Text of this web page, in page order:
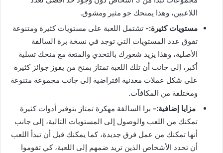
اللاعبين، وهذا يمنحك جو مثير ومشوق.
مستويات كثيرة:- تشتمل اللعبة على مستويات كثيرة ومتنوعة
تفوق عدد المستويات التي توجد في نسخة برة السالفة
الأصلية، وهذا يزيد شعورك بالتحدي والمتعة مع منحك تسلية
أكبر، إلى جانب أن تلك اللعبة تمتاز بمنح من يفوز جوائز كثيرة
على شكل عملات معدنية افتراضية إلى جانب مجموعة متنوعة
ومختلفة من المكافآت.
مزايا إضافية:- برا السالفة مهكرة تمتاز بتوفير أدوات كثيرة
تمكنك من اللعب والوصول إلى المستويات التالية، إلى جانب
أنها تمكنك من عمل فرق جديدة، كما يمكنك قبل أن تبدأ اللعب
أن تحدد الأشخاص الذين تريد ضمهم إلى اللعبة، كي تقوموا